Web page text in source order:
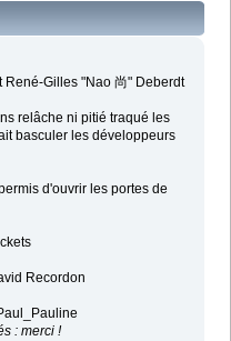
René-Gilles "Nao 尚" Deberdt
relâche ni pitié traqué les
basculer les développeurs
d'ouvrir les portes de
Recordon
: merci !